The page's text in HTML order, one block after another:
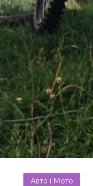
Авто і Мото